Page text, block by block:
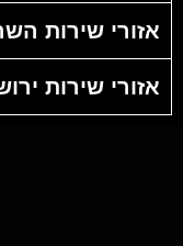
אזורי שירות
אזורי שירות